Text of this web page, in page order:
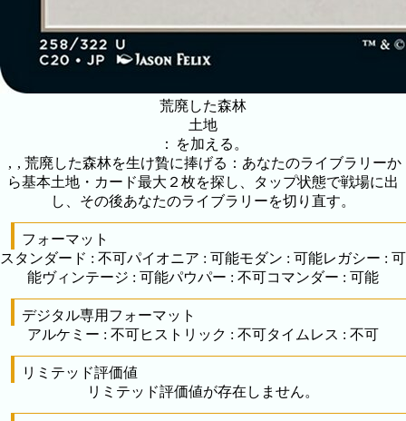
荒廃した森林
土地
：
を加える。
, , 荒廃した森林を生け贄に捧げる：あなたのライブラリーか
ら基本土地・カード最大２枚を探し、タップ状態で戦場に出
し、その後あなたのライブラリーを切り直す。
フォーマット
スタンダード : 不可パイオニア : 可能モダン : 可能レガシー : 可
能ヴィンテージ : 可能パウパー : 不可コマンダー : 可能
デジタル専用フォーマット
アルケミー : 不可ヒストリック : 不可タイムレス : 不可
リミテッド評価値
リミテッド評価値が存在しません。